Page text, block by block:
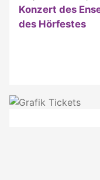
Konzert des
des Hörfestes